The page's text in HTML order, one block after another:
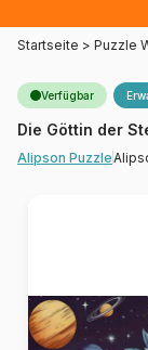
Startseite > Puzzle
Verfügbar
Die Göttin der
Alipson Puzzle